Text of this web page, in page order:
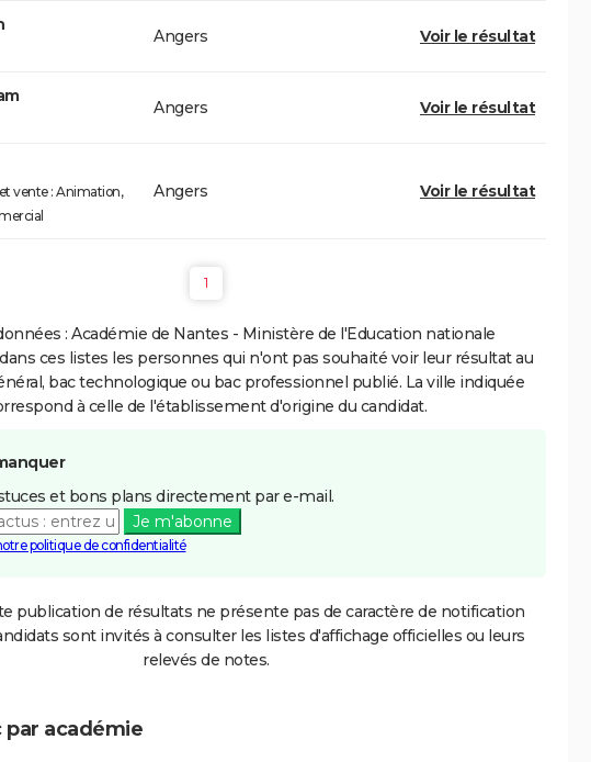
Angers Voir le résultat
Angers Voir le résultat
vente : Animation,
Angers Voir le résultat
1
: Académie de Nantes - Ministère de l'Education nationale
ces listes les personnes qui n'ont pas souhaité voir leur résultat au
bac technologique ou bac professionnel publié. La ville indiquée
à celle de l'établissement d'origine du candidat.
et bons plans directement par e-mail.
Je m'abonne
politique de confidentialité
publication de résultats ne présente pas de caractère de notification
sont invités à consulter les listes d'affichage officielles ou leurs
relevés de notes.
par académie